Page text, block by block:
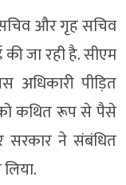
और गृह सचिव
की जा रही है. सीएम
पीड़ित
को कथित रूप से पैसे
ने संबंधित